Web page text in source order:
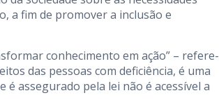
a fim de promover a inclusão e
conhecimento em ação” – refere-
das pessoas com deficiência, é uma
assegurado pela lei não é acessível a